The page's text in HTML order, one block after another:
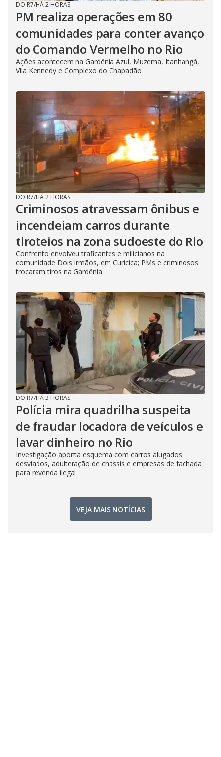
DO R7/HÁ 2 HORAS
PM realiza operações em 80
comunidades para conter avanço
do Comando Vermelho no Rio
Ações acontecem na Gardênia Azul, Muzema, Itanhangá,
Vila Kennedy e Complexo do Chapadão
DO R7/HÁ 2 HORAS
Criminosos atravessam ônibus e
incendeiam carros durante
tiroteios na zona sudoeste do Rio
Confronto envolveu traficantes e milicianos na
comunidade Dois Irmãos, em Curicica; PMs e criminosos
trocaram tiros na Gardênia
DO R7/HÁ 3 HORAS
Polícia mira quadrilha suspeita
de fraudar locadora de veículos e
lavar dinheiro no Rio
Investigação aponta esquema com carros alugados
desviados, adulteração de chassis e empresas de fachada
para revenda ilegal
VEJA MAIS NOTÍCIAS